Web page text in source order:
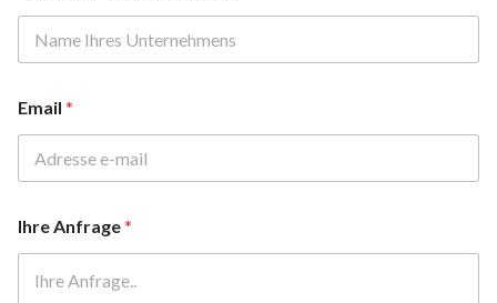
Email *
Ihre Anfrage*